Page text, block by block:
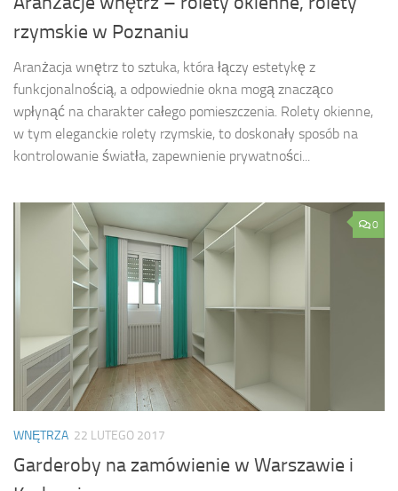
rzymskie w Poznaniu
Aranżacja wnętrz to sztuka, która łączy estetykę z
funkcjonalnością, a odpowiednie okna mogą znacząco
wpłynąć na charakter całego pomieszczenia. Rolety okienne,
w tym eleganckie rolety rzymskie, to doskonały sposób na
kontrolowanie światła, zapewnienie prywatności...
0
WNĘTRZA 22 LUTEGO 2017
Garderoby na zamówienie w Warszawie i